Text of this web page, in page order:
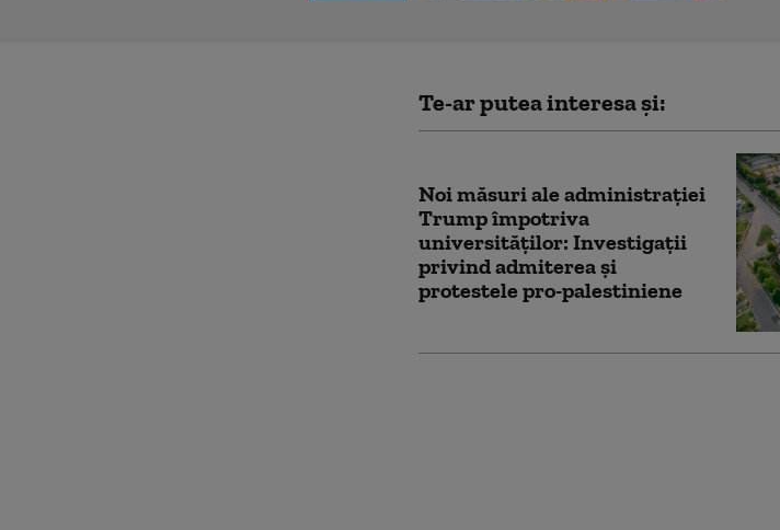
Te-ar putea interesa și:
Noi măsuri ale administrației
Trump împotriva
universităților: Investigații
privind admiterea și
protestele pro-palestiniene